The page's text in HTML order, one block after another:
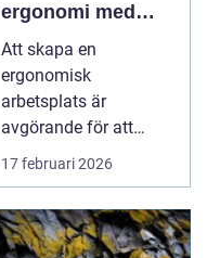
ergonomi med
balansblock
Att skapa en
ergonomisk
arbetsplats är
avgörande för att
främja hälsa och v...
17 februari 2026